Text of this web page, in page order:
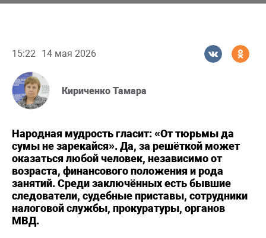
15:22 14 мая 2026
Кириченко Тамара
Народная мудрость гласит: «От тюрьмы да
сумы не зарекайся». Да, за решёткой может
оказаться любой человек, независимо от
возраста, финансового положения и рода
занятий. Среди заключённых есть бывшие
следователи, судебные приставы, сотрудники
налоговой службы, прокуратуры, органов
МВД.